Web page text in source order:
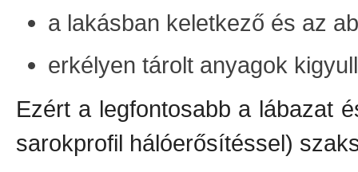
a lakásban keletkező és az
erkélyen tárolt anyagok
Ezért a legfontosabb a lábazat
sarokprofil hálóerősítéssel)